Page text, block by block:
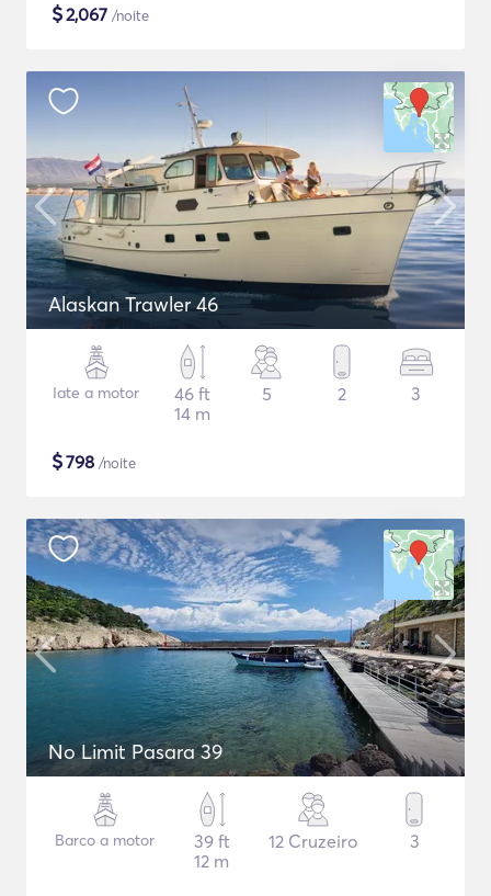
$2,067 /noite
Alaskan Trawler 46
Iate a motor
46 ft
14 m
5 2 3
$798 /noite
No Limit Pasara 39
Barco a motor
39 ft
12 m
12 Cruzeiro 3